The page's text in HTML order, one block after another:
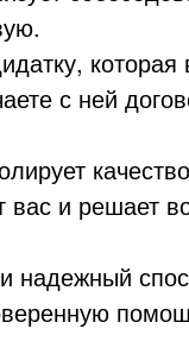
с ней
вас и решает
надежный